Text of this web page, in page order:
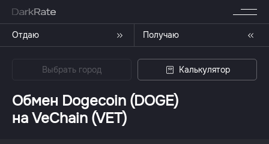
Отдаю Получаю
Выбрать город Калькулятор
Обмен Dogecoin (DOGE)
на VeChain (VET)